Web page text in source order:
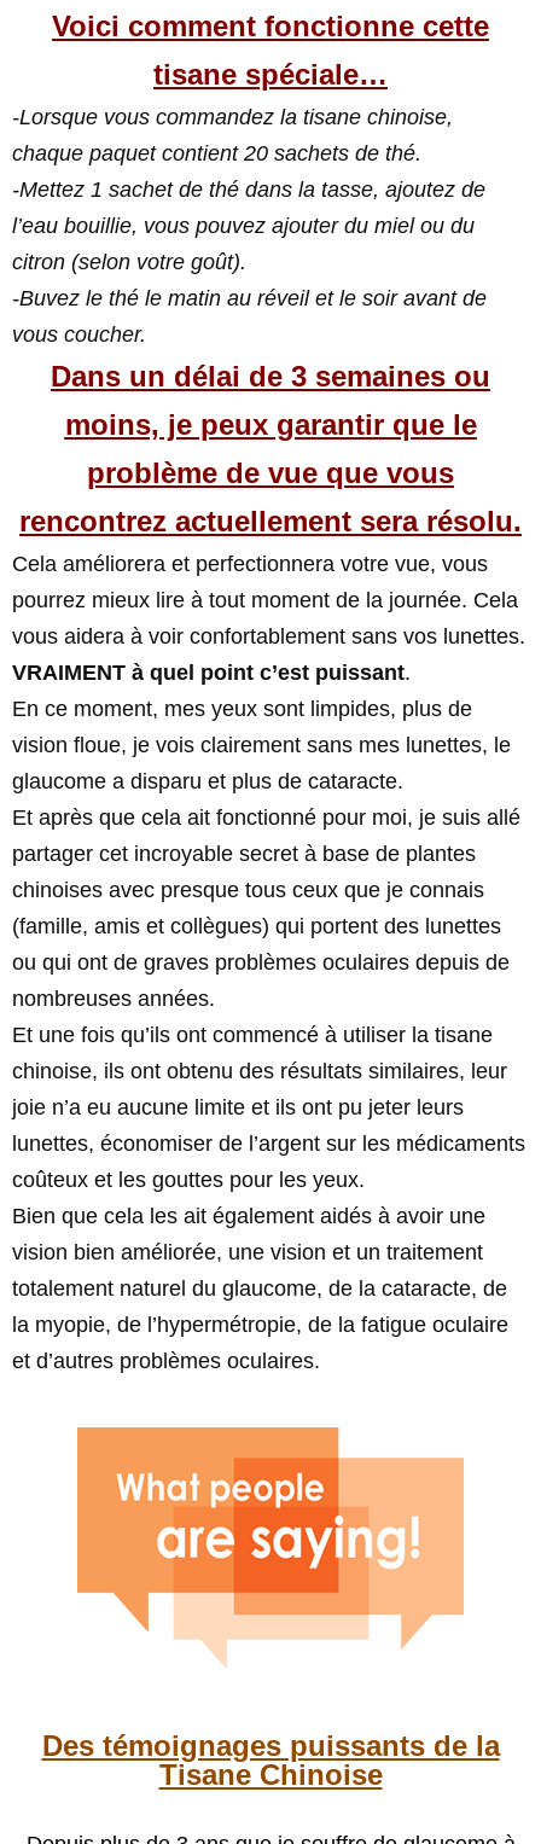
Voici comment fonctionne cette
tisane spéciale…
-Lorsque vous commandez la tisane chinoise,
chaque paquet contient 20 sachets de thé.
-Mettez 1 sachet de thé dans la tasse, ajoutez de
l’eau bouillie, vous pouvez ajouter du miel ou du
citron (selon votre goût).
-Buvez le thé le matin au réveil et le soir avant de
vous coucher.
Dans un délai de 3 semaines ou
moins, je peux garantir que le
problème de vue que vous
rencontrez actuellement sera résolu.
Cela améliorera et perfectionnera votre vue, vous
pourrez mieux lire à tout moment de la journée. Cela
vous aidera à voir confortablement sans vos lunettes.
VRAIMENT à quel point c’est puissant.
En ce moment, mes yeux sont limpides, plus de
vision floue, je vois clairement sans mes lunettes, le
glaucome a disparu et plus de cataracte.
Et après que cela ait fonctionné pour moi, je suis allé
partager cet incroyable secret à base de plantes
chinoises avec presque tous ceux que je connais
(famille, amis et collègues) qui portent des lunettes
ou qui ont de graves problèmes oculaires depuis de
nombreuses années.
Et une fois qu’ils ont commencé à utiliser la tisane
chinoise, ils ont obtenu des résultats similaires, leur
joie n’a eu aucune limite et ils ont pu jeter leurs
lunettes, économiser de l’argent sur les médicaments
coûteux et les gouttes pour les yeux.
Bien que cela les ait également aidés à avoir une
vision bien améliorée, une vision et un traitement
totalement naturel du glaucome, de la cataracte, de
la myopie, de l’hypermétropie, de la fatigue oculaire
et d’autres problèmes oculaires.
Des témoignages puissants de la
Tisane Chinoise